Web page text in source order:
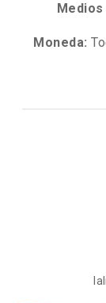
Medios
Moneda: